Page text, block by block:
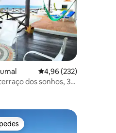
248 avaliações
4,96 de uma avaliação
4,96 (232)
dos sonhos, 3